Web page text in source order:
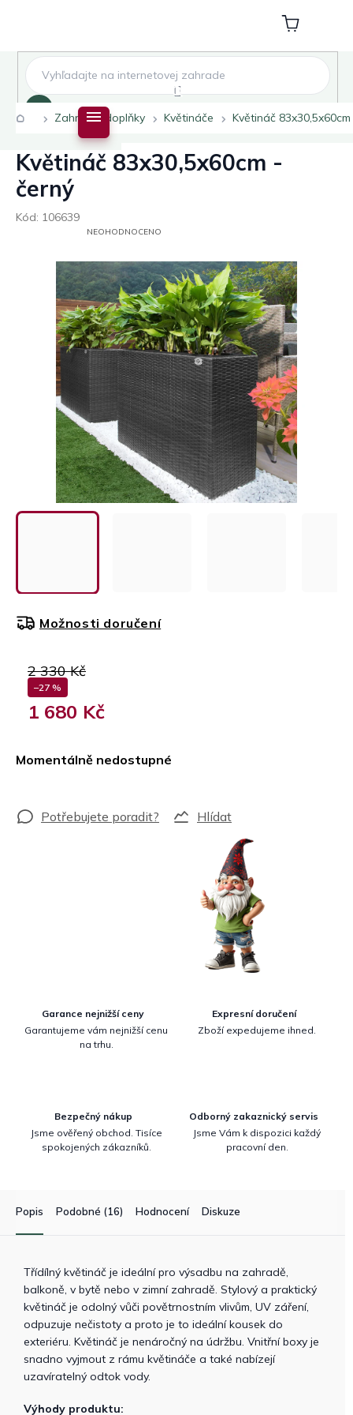
Nákupní
košík
DomůZahradní doplňky Květináče Květináč
Květináč 83x30,5x60cm -
černý
Kód: 106639
PRŮMĚRNÉ
HVĚZDIČEK.
NEOHODNOCENO
2 330 Kč
–27 %
1 680 Kč
Momentálně nedostupné
Možnosti doručení
Hlídat
Garance nejnižší ceny
Garantujeme vám nejnižší cenu
na trhu.
Expresní doručení
Zboží expedujeme ihned.
Bezpečný nákup
Jsme ověřený obchod. Tisíce
spokojených zákazníků.
Odborný zakaznický servis
Jsme Vám k dispozici každý
pracovní den.
Popis Podobné (16) Hodnocení Diskuze
Třídílný květináč je ideální pro výsadbu na zahradě,
balkoně, v bytě nebo v zimní zahradě. Stylový a praktický
květináč je odolný vůči povětrnostním vlivům, UV záření,
odpuzuje nečistoty a proto je to ideální kousek do
exteriéru. Květináč je nenáročný na údržbu. Vnitřní boxy je
snadno vyjmout z rámu květináče a také nabízejí
uzavíratelný odtok vody.
Výhody produktu: